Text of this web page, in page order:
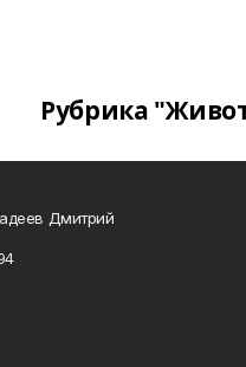
Рубрика
Дмитрий